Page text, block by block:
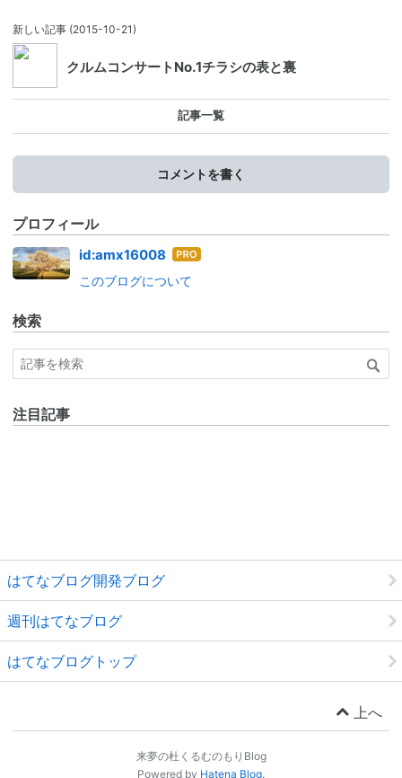
新しい記事 (2015-10-21)
クルムコンサートNo.1チラシの表と裏
記事一覧
コメントを書く
プロフィール
id:amx16008 はて
ログ
このブログについて
検索
注目記事
はてなブログ開発ブログ
週刊はてなブログ
はてなブログトップ
上へ
来夢の杜くるむのもりBlog
Powered by Hatena Blog.